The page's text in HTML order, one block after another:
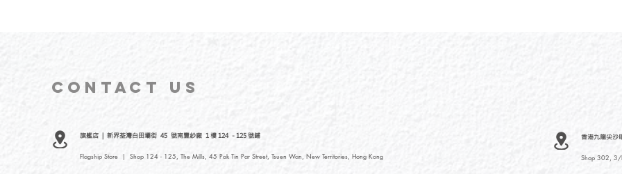
CONTACT US
旗艦店 | 新界荃灣白田壩街 45 號南豐紗廠 1 樓 124 - 125 號鋪
Flagship Store | Shop 124 - 125, The Mills, 45 Pak Tin Par Street, Tsuen Wan, New Territories, Hong Kong
香港九龍尖沙
Shop 302, 3/